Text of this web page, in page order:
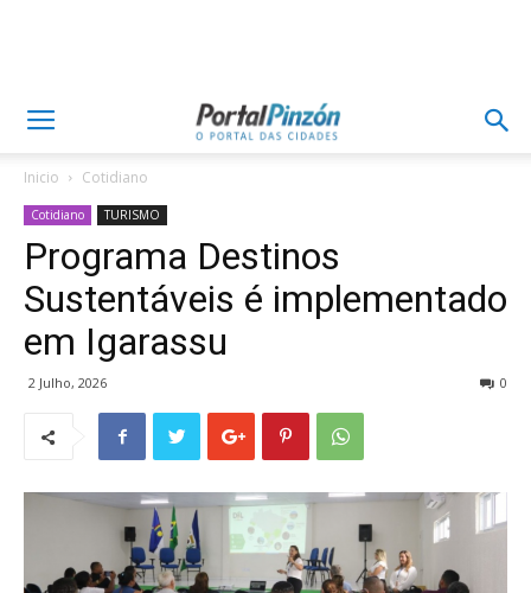
Inicio Cotidiano
Cotidiano TURISMO
Programa Destinos
Sustentáveis é implementado
em Igarassu
2 Julho, 2026 0